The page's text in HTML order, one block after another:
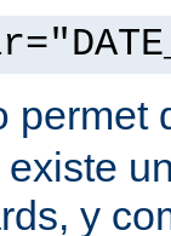
permet
y